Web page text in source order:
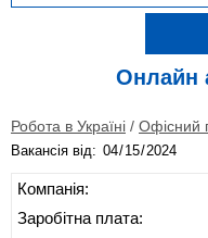
Онлайн
Робота в Україні / Офісний
Вакансія від:
Компанія:
Заробітна плата: